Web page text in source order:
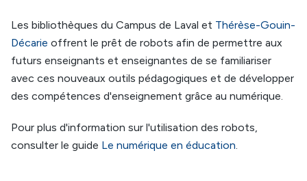
Les bibliothèques du Campus de Laval et Thérèse-Gouin-
Décarie offrent le prêt de robots afin de permettre aux
futurs enseignants et enseignantes de se familiariser
avec ces nouveaux outils pédagogiques et de développer
des compétences d'enseignement grâce au numérique.
Pour plus d'information sur l'utilisation des robots,
consulter le guide Le numérique en éducation.